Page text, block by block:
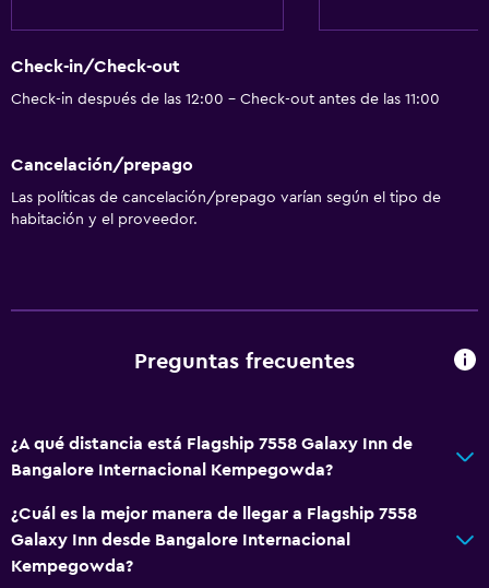
Check-in/Check-out
Check-in después de las 12:00 - Check-out antes de las 11:00
Cancelación/prepago
Las políticas de cancelación/prepago varían según el tipo de
habitación y el proveedor.
Preguntas frecuentes
¿A qué distancia está Flagship 7558 Galaxy Inn de
Bangalore Internacional Kempegowda?
¿Cuál es la mejor manera de llegar a Flagship 7558
Galaxy Inn desde Bangalore Internacional
Kempegowda?